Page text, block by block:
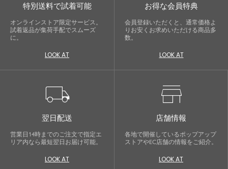
特別送料で試着可能
オンラインストア限定サービス。
試着返品が集荷手配でスムーズ
に。
LOOK AT
お得な会員特典
会員登録いただくと、通常価格よ
りお安くお求めいただける商品多
数。
LOOK AT
local_shipping
翌日配送
営業日14時までのご注文で指定エ
リア内なら最短翌日お届け可能。
LOOK AT
store
店舗情報
各地で開催しているポップアップ
ストアやEC店舗の情報をご紹介。
LOOK AT